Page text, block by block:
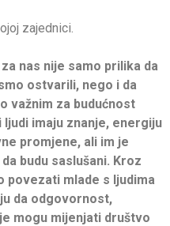
zajednici.
nas nije samo prilika da
ostvarili, nego i da
važnim za budućnost
imaju znanje, energiju
promjene, ali im je
budu saslušani. Kroz
povezati mlade s ljudima
da odgovornost,
mogu mijenjati društvo